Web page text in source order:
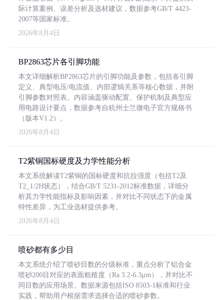
际计算案例、误差分析及选材建议，数据参考GB/T 4423-
2007等国家标准。
2026年8月4日
BP2863芯片各引脚功能
本文详细解析BP2863芯片的引脚功能及参数，包括各引脚
定义、典型电压/电流值、内部逻辑关系等核心数据，并附
引脚参数对照表。内容涵盖驱动配置、保护机制及典型应
用电路设计要点，数据参考自杭州士兰微电子官方规格书
（版本V1.2）。
2026年8月4日
T2紫铜国标硬度及力学性能分析
本文系统解读T2紫铜的国标硬度和抗拉强度（包括T2及
T2_1/2H状态），结合GB/T 5231-2012标准数据，详细分
析其力学性能指标及影响因素，并对比不同状态下的金属
特性差异，为工业选材提供参考。
2026年8月4日
喷砂都有多少目
本文系统介绍了喷砂目数的分级标准，重点分析了铝合金
喷砂200目对应的表面粗糙度（Ra 3.2-6.3μm），并对比不
同目数的应用场景。数据来源包括ISO 8503-1标准和行业
实践，帮助用户根据需求选择合适的喷砂参数。